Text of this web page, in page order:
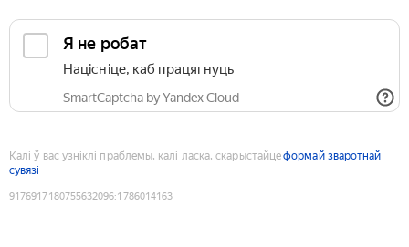
Я не робат
Націсніце, каб працягнуць
SmartCaptcha by Yandex Cloud
Калі ў вас узніклі праблемы, калі ласка, скарыстайцеформай зваротнай
сувязі
9176917180755632096:1786014163